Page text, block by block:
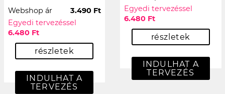
Webshop ár
3.490 Ft
Egyedi tervezéssel
6.480 Ft
részletek
INDULHAT A
TERVEZÉS
Egyedi tervezéssel
6.480 Ft
részletek
INDULHAT A
TERVEZÉS